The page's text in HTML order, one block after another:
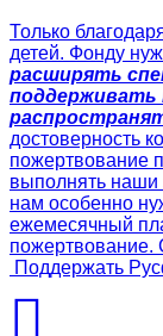
Только
детей. Фонду
расширять
поддерживать
достоверность
пожертвование
выполнять
нам особенно
ежемесячный
пожертвование.
Поддержать